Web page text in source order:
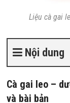
Liệu cà gai
Nội dung
Cà gai leo –
và bài bản